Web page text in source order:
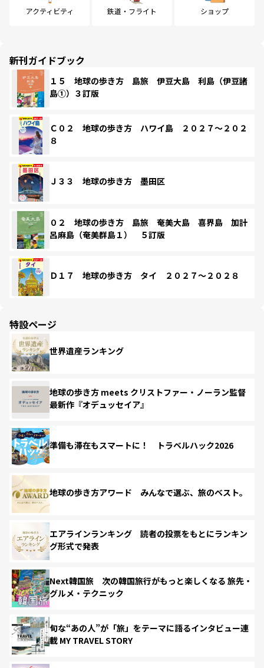
アクティビティ 鉄道・フライト ショップ
新刊ガイドブック
１５ 地球の歩き方 島旅 伊豆大島 利島（伊豆諸
島①）３訂版
Ｃ０２ 地球の歩き方 ハワイ島 ２０２７～２０２
８
Ｊ３３ 地球の歩き方 墨田区
０２ 地球の歩き方 島旅 奄美大島 喜界島 加計
呂麻島（奄美群島１） ５訂版
Ｄ１７ 地球の歩き方 タイ ２０２７～２０２８
特設ページ
世界遺産ランキング
地球の歩き方 meets クリストファー・ノーラン監督
最新作『オデュッセイア』
準備も滞在もスマートに！ トラベルハック2026
地球の歩き方アワード みんなで選ぶ、旅のベスト。
エアラインランキング 読者の投票をもとにランキン
グ形式で発表
Next韓国旅 次の韓国旅行がもっと楽しくなる 旅先・
グルメ・テクニック
旬な“あの人”が「旅」をテーマに語るインタビュー連
載 MY TRAVEL STORY